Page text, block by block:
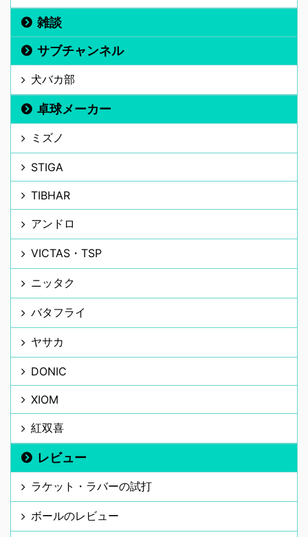
雑談
サブチャンネル
犬バカ部
卓球メーカー
ミズノ
STIGA
TIBHAR
アンドロ
VICTAS・TSP
ニッタク
バタフライ
ヤサカ
DONIC
XIOM
紅双喜
レビュー
ラケット・ラバーの試打
ボールのレビュー